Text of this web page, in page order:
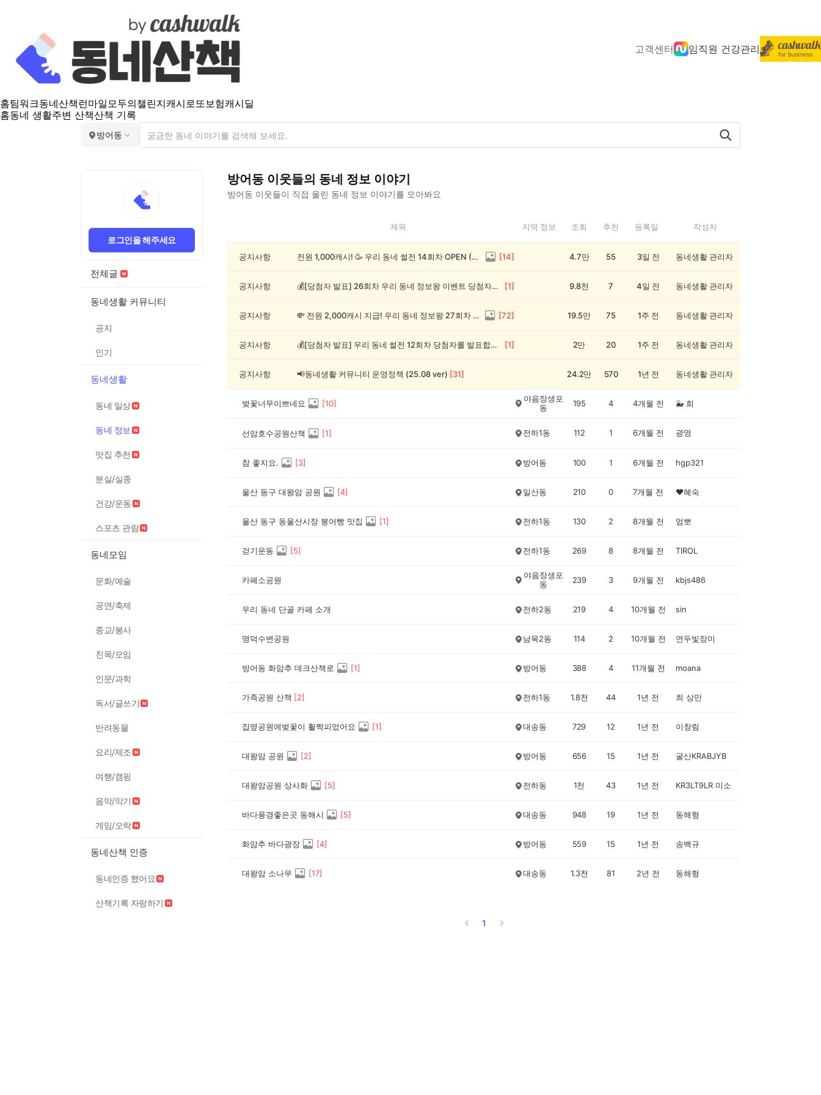
고객센터 임직원 건강관리
홈팀워크동네산책 런마일모두의챌린지캐시로또보험캐시딜
홈동네 생활주변 산책산책 기록
방어동
로그인을 해주세요
전체글
동네생활 커뮤니티
공지
인기
동네생활
동네 일상
동네 정보
맛집 추천
분실/실종
건강/운동
스포츠 관람
동네모임
문화/예술
공연/축제
종교/봉사
친목/모임
인문/과학
독서/글쓰기
반려동물
요리/제조
여행/캠핑
음악/악기
게임/오락
동네산책 인증
동네인증 했어요
산책기록 자랑하기
방어동 이웃들의 동네 정보 이야기
방어동 이웃들이 직접 올린 동네 정보 이야기를 모아봐요
동
제목 지역 정보 조회 추천 등록일 작성자
공지사항 전원 1,000캐시! 🥳 우리 동네 썰전 14회차 OPEN (~8/17) [14] 4.7만 55 3일 전 동네생활 관리자
공지사항 💰[당첨자 발표] 26회차 우리 동네 정보왕 이벤트 당첨자를 발표합니다! [1] 9.8천 7 4일 전 동네생활 관리자
공지사항 💸 전원 2,000캐시 지급! 우리 동네 정보왕 27회차 (~8/10) [72] 19.5만 75 1주 전 동네생활 관리자
공지사항 💰[당첨자 발표] 우리 동네 썰전 12회차 당첨자를 발표합니다! [1] 2만 20 1주 전 동네생활 관리자
공지사항 📢동네생활 커뮤니티 운영정책 (25.08 ver) [31] 24.2만 570 1년 전 동네생활 관리자
벚꽃너무이쁘네요 [10]
야음장생포
동
195 4 4개월 전 🐳 희
선암호수공원산책 [1] 전하1동 112 1 6개월 전 광영
참 좋지요. [3] 방어동 100 1 6개월 전 hgp321
울산 동구 대왕암 공원 [4] 일산동 210 0 7개월 전 ❤️혜숙
울산 동구 동울산시장 붕어빵 맛집 [1] 전하1동 130 2 8개월 전 엄뽀
걷기운동 [5] 전하1동 269 8 8개월 전 TIROL
카페소공원
야음장생포
동
239 3 9개월 전 kbjs486
우리 동네 단골 카페 소개 전하2동 219 4 10개월 전 sin
명덕수변공원 남목2동 114 2 10개월 전 연두빛장미
방어동 화암추 데크산책로 [1] 방어동 388 4 11개월 전 moana
가족공원 산책 [2] 전하1동 1.8천 44 1년 전 최 상만
집옆공원에벚꽃이 활짝피었어요 [1] 대송동 729 12 1년 전 이창림
대왕암 공원 [2] 방어동 656 15 1년 전 굴산KRABJYB
대왕암공원 상사화 [5] 전하동 1천 43 1년 전 KR3LT9LR 미소
바다풍경좋은곳 동해시 [5] 대송동 948 19 1년 전 동해형
화암추 바다광장 [4] 방어동 559 15 1년 전 송백규
대왕암 소나무 [17] 대송동 1.3천 81 2년 전 동해형
1